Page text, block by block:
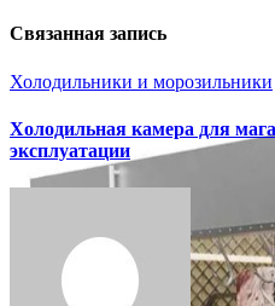
Связанная запись
Холодильники и морозильники
Холодильная камера для
эксплуатации